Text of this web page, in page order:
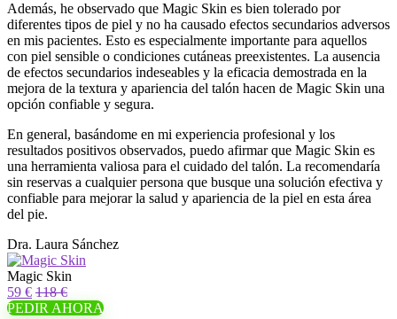
Además, he observado que Magic Skin es bien tolerado por
diferentes tipos de piel y no ha causado efectos secundarios adversos
en mis pacientes. Esto es especialmente importante para aquellos
con piel sensible o condiciones cutáneas preexistentes. La ausencia
de efectos secundarios indeseables y la eficacia demostrada en la
mejora de la textura y apariencia del talón hacen de Magic Skin una
opción confiable y segura.
En general, basándome en mi experiencia profesional y los
resultados positivos observados, puedo afirmar que Magic Skin es
una herramienta valiosa para el cuidado del talón. La recomendaría
sin reservas a cualquier persona que busque una solución efectiva y
confiable para mejorar la salud y apariencia de la piel en esta área
del pie.
Dra. Laura Sánchez
Magic Skin
59 € 118 €
PEDIR AHORA